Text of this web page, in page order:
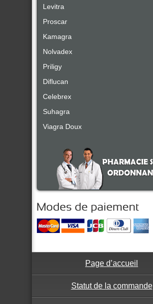
Levitra
Proscar
Kamagra
Nolvadex
Priligy
Diflucan
Celebrex
Suhagra
Viagra Doux
Page d’accueil
Statut de la commande